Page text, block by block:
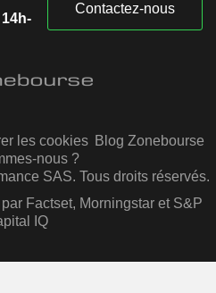
Contactez-nous
les cookies Blog Zonebourse
nous ?
SAS. Tous droits réservés.
Factset, Morningstar et S&P
IQ